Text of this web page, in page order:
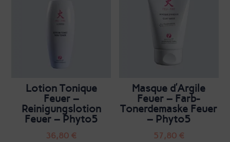
Lotion Tonique
Feuer –
Reinigungslotion
Feuer – Phyto5
36,80 €
Masque d’Argile
Feuer – Farb-
Tonerdemaske Feuer
– Phyto5
57,80 €